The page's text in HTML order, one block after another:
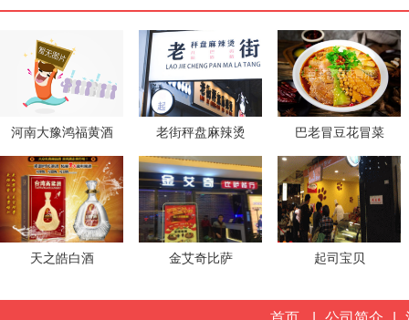
河南大豫鸿福黄酒 老街秤盘麻辣烫 巴老冒豆花冒菜
天之皓白酒 金艾奇比萨 起司宝贝